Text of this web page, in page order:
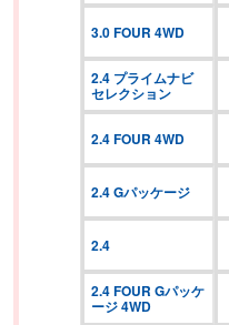
3.0 FOUR 4WD
2.4 プライムナビ
セレクション
2.4 FOUR 4WD
2.4 Gパッケージ
2.4
2.4 FOUR Gパッケ
ージ 4WD